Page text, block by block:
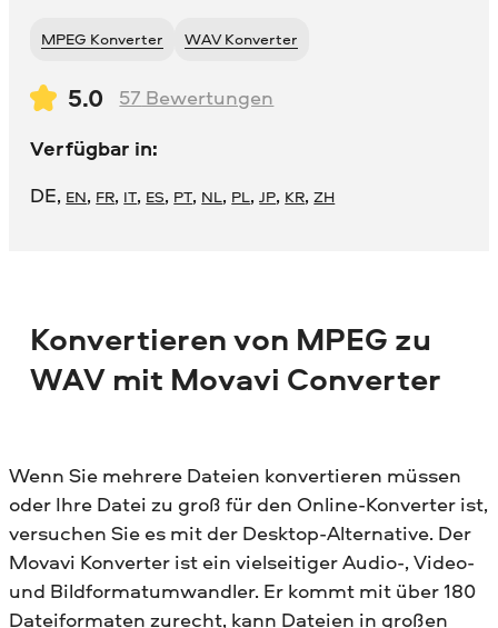
MPEG Konverter WAV Konverter
5.0 57 Bewertungen
Verfügbar in:
DE, EN, FR, IT, ES, PT, NL, PL,JP, KR,ZH
Konvertieren von MPEG zu
WAV mit Movavi Converter
Wenn Sie mehrere Dateien konvertieren müssen
oder Ihre Datei zu groß für den Online-Konverter ist,
versuchen Sie es mit der Desktop-Alternative. Der
Movavi Konverter ist ein vielseitiger Audio-, Video-
und Bildformatumwandler. Er kommt mit über 180
Dateiformaten zurecht, kann Dateien in großen